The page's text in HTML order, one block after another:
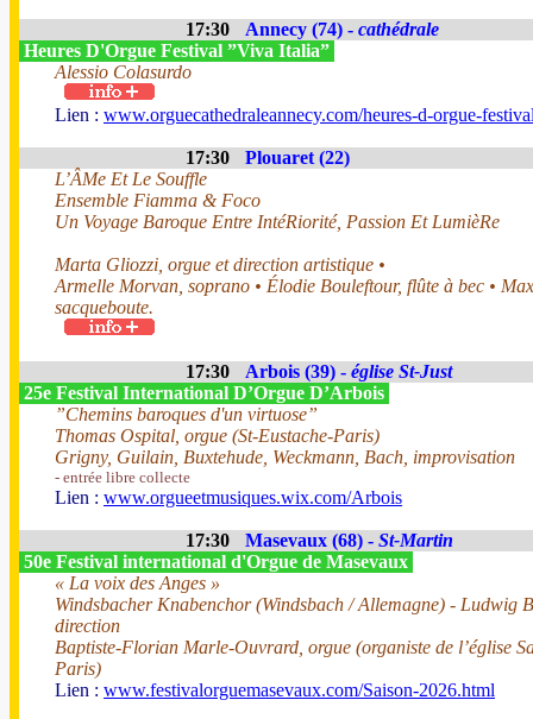
17:30 Annecy (74) - cathédrale
Heures D'Orgue Festival ”Viva Italia”
Alessio Colasurdo
Lien : www.orguecathedraleannecy.com/heures-d-orgue-
17:30
Plouaret (22)
L’ÂMe Et Le Souffle
Ensemble Fiamma & Foco
Un Voyage Baroque Entre IntéRiorité, Passion Et LumièRe
Marta Gliozzi, orgue et direction artistique •
Armelle Morvan, soprano • Élodie Bouleftour, flûte à bec •
sacqueboute.
17:30 Arbois (39) - église St-Just
25e Festival International D’Orgue D’Arbois
”Chemins baroques d'un virtuose”
Thomas Ospital, orgue (St-Eustache-Paris)
Grigny, Guilain, Buxtehude, Weckmann, Bach, improvisation
- entrée libre collecte
Lien : www.orgueetmusiques.wix.com/Arbois
17:30 Masevaux (68) - St-Martin
50e Festival international d'Orgue de Masevaux
« La voix des Anges »
Windsbacher Knabenchor (Windsbach / Allemagne) - Ludwig
direction
Baptiste-Florian Marle-Ouvrard, orgue (organiste de l’église
Paris)
Lien : www.festivalorguemasevaux.com/Saison-2026.html